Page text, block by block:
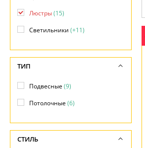
Возврат
Отзывы
Дизайнерам
Контакты
Люстры(15)
Светильники (+11)
ТИП
Подвесные(9)
Потолочные(6)
СТИЛЬ